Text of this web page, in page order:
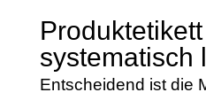
Produktetikett
systematisch
Entscheidend ist die